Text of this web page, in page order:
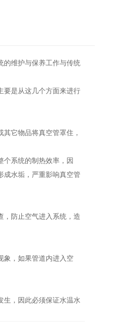
的维护与保养工作与传统
要是从这几个方面来进行
它物品将真空管罩住，
个系统的制热效率，因
成水垢，严重影响真空管
，防止空气进入系统，造
象，如果管道内进入空
生，因此必须保证水温水